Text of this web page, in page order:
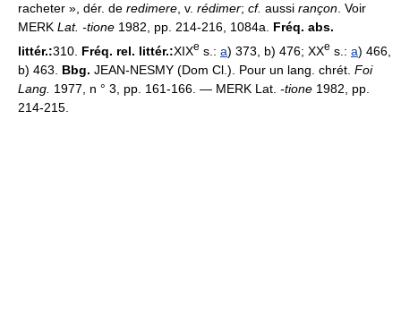
racheter », dér. de redimere, v. rédimer; cf. aussi rançon. Voir
MERK Lat. -tione 1982, pp. 214-216, 1084a. Fréq. abs.
littér.:310. Fréq. rel. littér.:XIXe s.: a) 373, b) 476; XXe s.: a) 466,
b) 463. Bbg. JEAN-NESMY (Dom Cl.). Pour un lang. chrét. Foi
Lang. 1977, n ° 3, pp. 161-166. — MERK Lat. -tione 1982, pp.
214-215.